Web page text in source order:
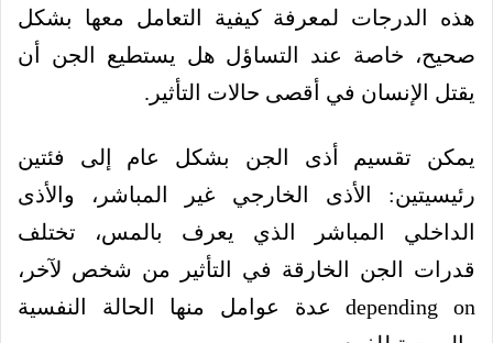
هذه الدرجات لمعرفة كيفية التعامل معها بشكل
صحيح، خاصة عند التساؤل هل يستطيع الجن أن
يقتل الإنسان في أقصى حالات التأثير.
يمكن تقسيم أذى الجن بشكل عام إلى فئتين
رئيسيتين: الأذى الخارجي غير المباشر، والأذى
الداخلي المباشر الذي يعرف بالمس، تختلف
قدرات الجن الخارقة في التأثير من شخص لآخر،
depending on عدة عوامل منها الحالة النفسية